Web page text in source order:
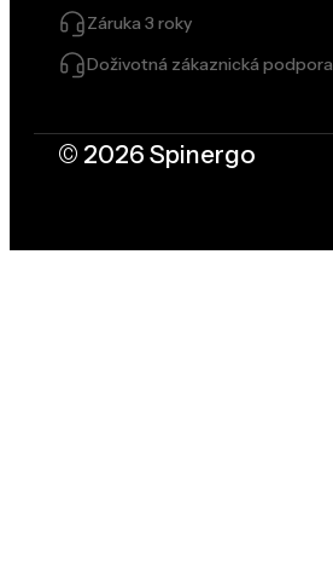
Záruka 3 roky
Doživotná zákaznická podpora
© 2026 Spinergo